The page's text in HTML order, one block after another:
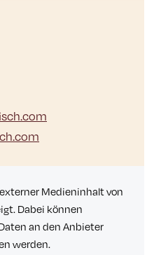
Medieninhalt von
Dabei können
an den Anbieter
werden.